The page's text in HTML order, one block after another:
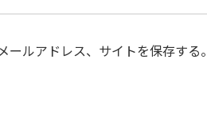
ルアドレス、サイトを保存する。